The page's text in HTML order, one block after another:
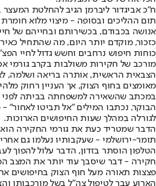
תום ההליכים ובסופה - מיצוי מלוא
אנושה בכבודם, בכשירותם ובחייהם של
כזכור, מוקדם יותר היום, מה שהתחיל
כוחות חיפוש נרחבים וחשש גדול לחיי
מורכב של חקירות משולבות בקרב גורמי
הצבאית הראשית, אותרה בריאה ושלמה,
מאומצים בחוף הצוק, אך העניין רחוק
במכתב שהשאירה למשפחתה בביתה
הבוקר, נכתבו המילים "אל תביטו
לגורלה במהלך שעות החיפושים הארוכות.
הדבר שמטריד כעת את גורמי החקירה הוא
תומר-ירושלמי - שעקבותיו נעלמו גם
הטלפון הוסתר בזדון, הדבר עלול להפוך
חקירה - דבר שיסבך עוד יותר את המצב
פצצות תאורה מעל חוף הצוק בחיפושים
הארוע עבר לטיפול צה"ל בשל מורכבותו